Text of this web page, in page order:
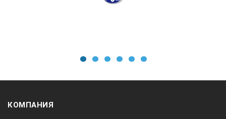
до 3 Мп VGA (фото), до 720P (видео)
КОМПАНИЯ